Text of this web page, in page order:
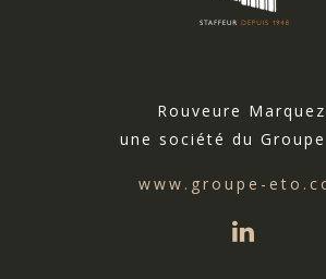
Rouveure
une société du
www.groupe-